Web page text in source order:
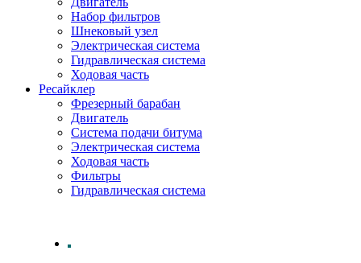
Набор фильтров
Шнековый узел
Электрическая система
Гидравлическая система
Ходовая часть
Ресайклер
Фрезерный барабан
Двигатель
Система подачи битума
Электрическая система
Ходовая часть
Фильтры
Гидравлическая система